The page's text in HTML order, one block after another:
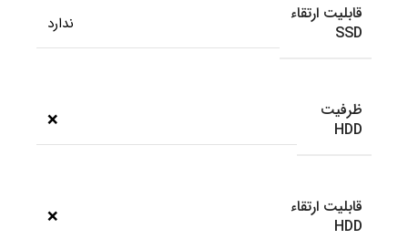
قابلیت ارتقاء
SSD
ندارد
ظرفیت
HDD
❌
قابلیت ارتقاء
HDD
❌